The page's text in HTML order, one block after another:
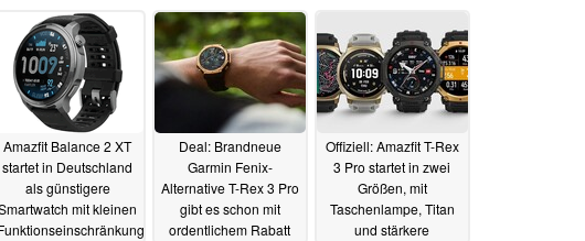
Amazfit Balance 2 XT
startet in Deutschland
als günstigere
mit kleinen
Deal: Brandneue
Garmin Fenix-
Alternative T-Rex 3 Pro
gibt es schon mit
ordentlichem Rabatt
Offiziell: Amazfit T-Rex
3 Pro startet in zwei
Größen, mit
Taschenlampe, Titan
und stärkere